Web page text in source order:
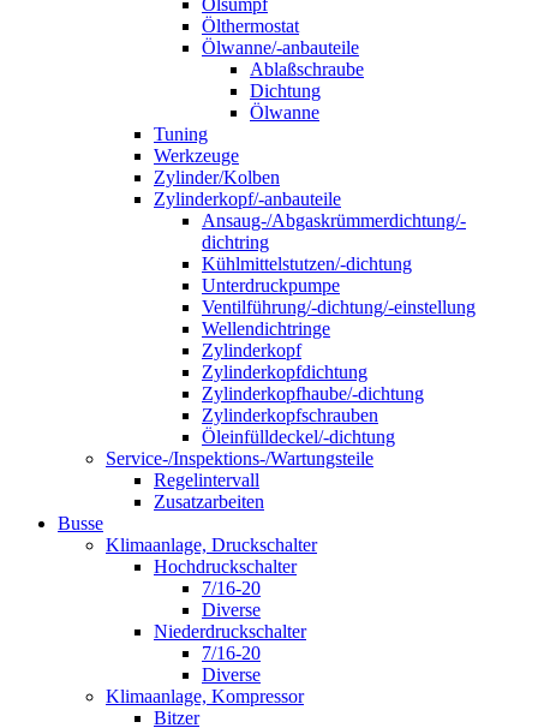
Ölsumpf
Ölthermostat
Ölwanne/-anbauteile
Ablaßschraube
Dichtung
Ölwanne
Tuning
Werkzeuge
Zylinder/Kolben
Zylinderkopf/-anbauteile
Ansaug-/Abgaskrümmerdichtung/-
dichtring
Kühlmittelstutzen/-dichtung
Unterdruckpumpe
Ventilführung/-dichtung/-einstellung
Wellendichtringe
Zylinderkopf
Zylinderkopfdichtung
Zylinderkopfhaube/-dichtung
Zylinderkopfschrauben
Öleinfülldeckel/-dichtung
Service-/Inspektions-/Wartungsteile
Regelintervall
Zusatzarbeiten
Busse
Klimaanlage, Druckschalter
Hochdruckschalter
7/16-20
Diverse
Niederdruckschalter
7/16-20
Diverse
Klimaanlage, Kompressor
Bitzer